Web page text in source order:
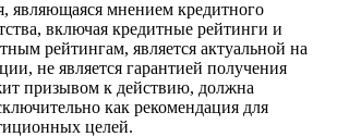
являющаяся мнением кредитного
включая кредитные рейтинги и
рейтингам, является актуальной на
не является гарантией получения
призывом к действию, должна
как рекомендация для
целей.